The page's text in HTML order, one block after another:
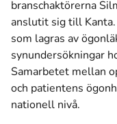
branschaktörerna
anslutit sig till
som lagras av
synundersökningar
Samarbetet mellan
och patientens
nationell nivå.